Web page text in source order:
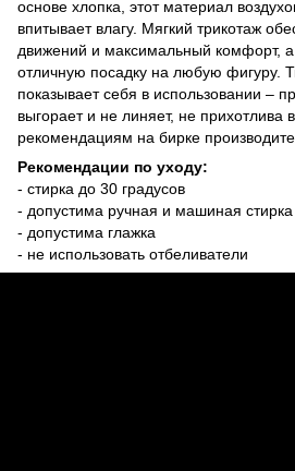
основе хлопка, этот материал
впитывает влагу. Мягкий трикотаж
движений и максимальный комфорт, а
отличную посадку на любую фигуру.
показывает себя в использовании –
выгорает и не линяет, не прихотлива
рекомендациям на бирке
Рекомендации по уходу:
- стирка до 30 градусов
- допустима ручная и машиная стирка
- допустима глажка
- не использовать отбеливатели